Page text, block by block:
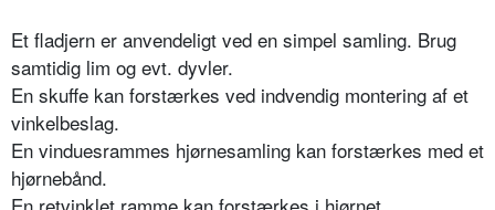
Et fladjern er anvendeligt ved en simpel samling. Brug
samtidig lim og evt. dyvler.
En skuffe kan forstærkes ved indvendig montering af et
vinkelbeslag.
En vinduesrammes hjørnesamling kan forstærkes med et
hjørnebånd.